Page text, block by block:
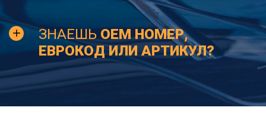
ЗНАЕШЬ OEM НОМЕР,
ЕВРОКОД ИЛИ АРТИКУЛ?